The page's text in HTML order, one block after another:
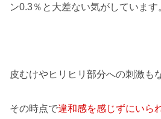
ン0.3％と大差ない気がしています
皮むけやヒリヒリ部分への刺激も
その時点で違和感を感じずにいら